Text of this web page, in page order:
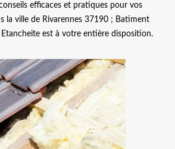
efficaces et pratiques pour vos
la ville de Rivarennes 37190 ; Batiment
est à votre entière disposition.